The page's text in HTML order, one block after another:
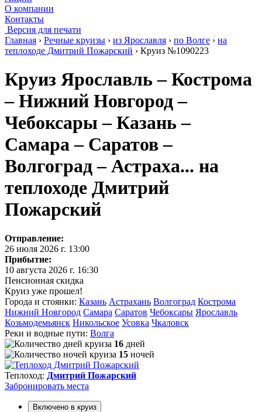
О компании
Контакты
Версия для печати
Главная › Речные круизы › из Ярославля › по Волге › на
теплоходе Дмитрий Пожарский › Круиз №1090223
Круиз Ярославль – Кострома
– Нижний Новгород –
Чебоксары – Казань –
Самара – Саратов –
Волгоград – Астраха... на
теплоходе Дмитрий
Пожарский
Отправление:
26 июля 2026 г. 13:00
Прибытие:
10 августа 2026 г. 16:30
Пенсионная скидка
Круиз уже прошел!
Города и стоянки: Казань Астрахань Волгоград Кострома
Нижний Новгород Самара Саратов Чебоксары Ярославль
Козьмодемьянск Никольское Усовка Чкаловск
Реки и водные пути: Волга
16 дней
15 ночей
Теплоход: Дмитрий Пожарский
Забронировать места
Включено в круиз